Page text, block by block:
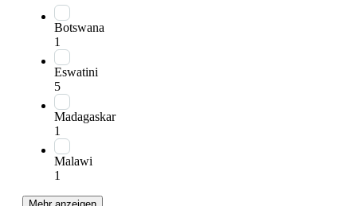
Botswana
1
Eswatini
5
Madagaskar
1
Malawi
1